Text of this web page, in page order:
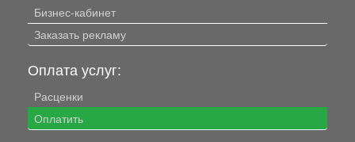
Бизнес-кабинет
Заказать рекламу
Оплата услуг:
Расценки
Оплатить